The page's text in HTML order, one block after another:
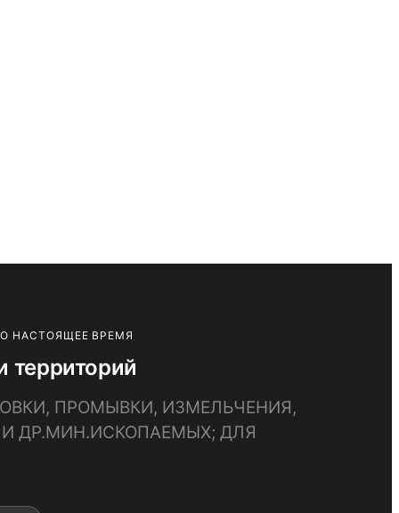
НАСТОЯЩЕЕ ВРЕМЯ
территорий
ПРОМЫВКИ, ИЗМЕЛЬЧЕНИЯ,
ДР.МИН.ИСКОПАЕМЫХ; ДЛЯ